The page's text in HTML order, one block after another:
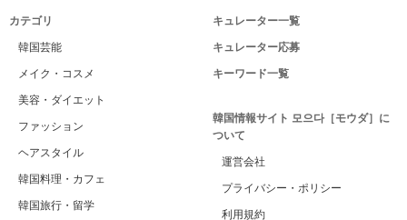
カテゴリ
韓国芸能
メイク・コスメ
美容・ダイエット
ファッション
ヘアスタイル
韓国料理・カフェ
韓国旅行・留学
キュレーター一覧
キュレーター応募
キーワード一覧
韓国情報サイト 모으다［モウダ］に
ついて
運営会社
プライバシー・ポリシー
利用規約